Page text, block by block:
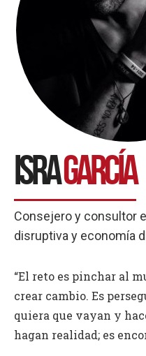
IsraGarcía
Consejero y consultor
disruptiva y economía
“El reto es pinchar al
crear cambio. Es
quiera que vayan y
hagan realidad; es